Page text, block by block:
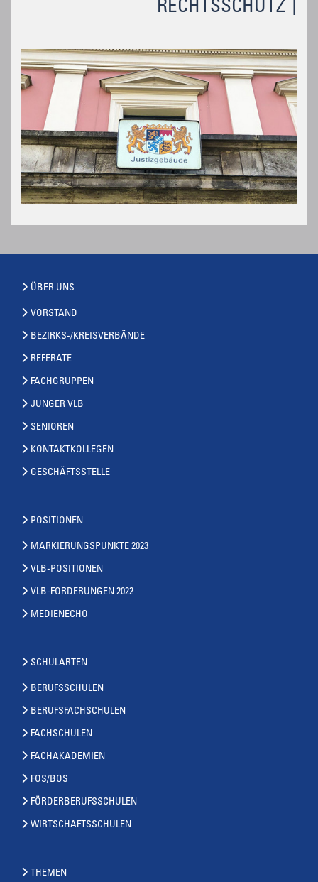
RECHTSSCHUTZ
ÜBER UNS
VORSTAND
BEZIRKS-/KREISVERBÄNDE
REFERATE
FACHGRUPPEN
JUNGER VLB
SENIOREN
KONTAKTKOLLEGEN
GESCHÄFTSSTELLE
POSITIONEN
MARKIERUNGSPUNKTE 2023
VLB-POSITIONEN
VLB-FORDERUNGEN 2022
MEDIENECHO
SCHULARTEN
BERUFSSCHULEN
BERUFSFACHSCHULEN
FACHSCHULEN
FACHAKADEMIEN
FOS/BOS
FÖRDERBERUFSSCHULEN
WIRTSCHAFTSSCHULEN
THEMEN